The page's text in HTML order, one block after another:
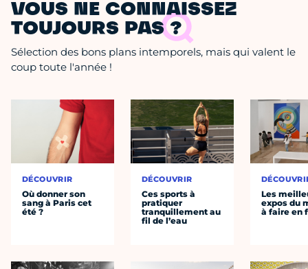
VOUS NE CONNAISSEZ
TOUJOURS PAS ?
Sélection des bons plans intemporels, mais qui valent le
coup toute l'année !
DÉCOUVRIR
Où donner son
sang à Paris cet
été ?
DÉCOUVRIR
Ces sports à
pratiquer
tranquillement au
fil de l’eau
Les
expos du
à faire en